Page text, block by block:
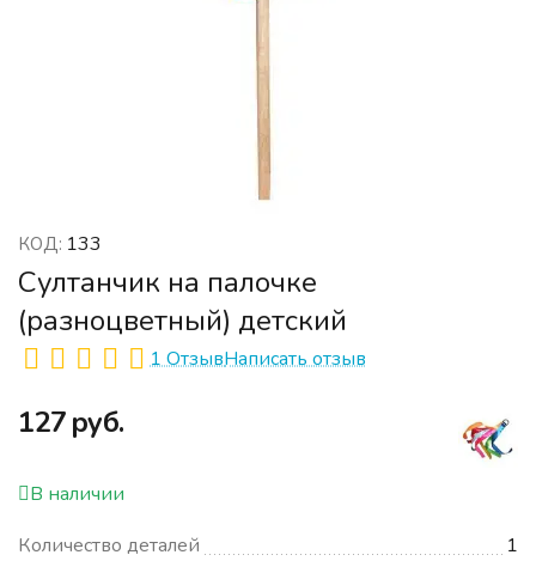
КОД: 133
Султанчик на палочке
(разноцветный) детский
1 ОтзывНаписать отзыв
‍127‍руб.
В наличии
Количество деталей
1